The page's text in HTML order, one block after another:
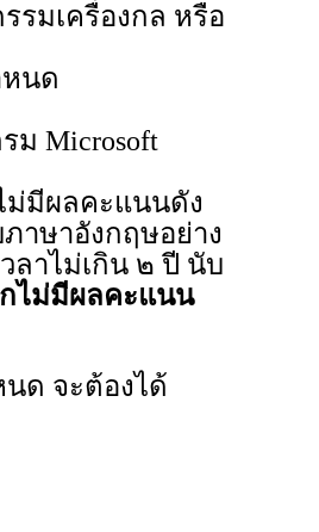
มเครื่องกล หรือ
นด
ม Microsoft
มีผลคะแนนดัง
าษาอังกฤษอย่าง
ลาไม่เกิน ๒ ปี นับ
ไม่มีผลคะแนน
ด จะต้องได้